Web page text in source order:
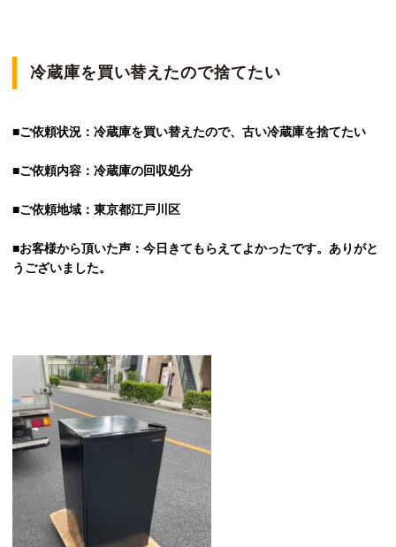
冷蔵庫を買い替えたので捨てたい
■ご依頼状況：冷蔵庫を買い替えたので、古い冷蔵庫を捨てたい
■ご依頼内容：冷蔵庫の回収処分
■ご依頼地域：東京都江戸川区
■お客様から頂いた声：今日きてもらえてよかったです。ありがと
うございました。